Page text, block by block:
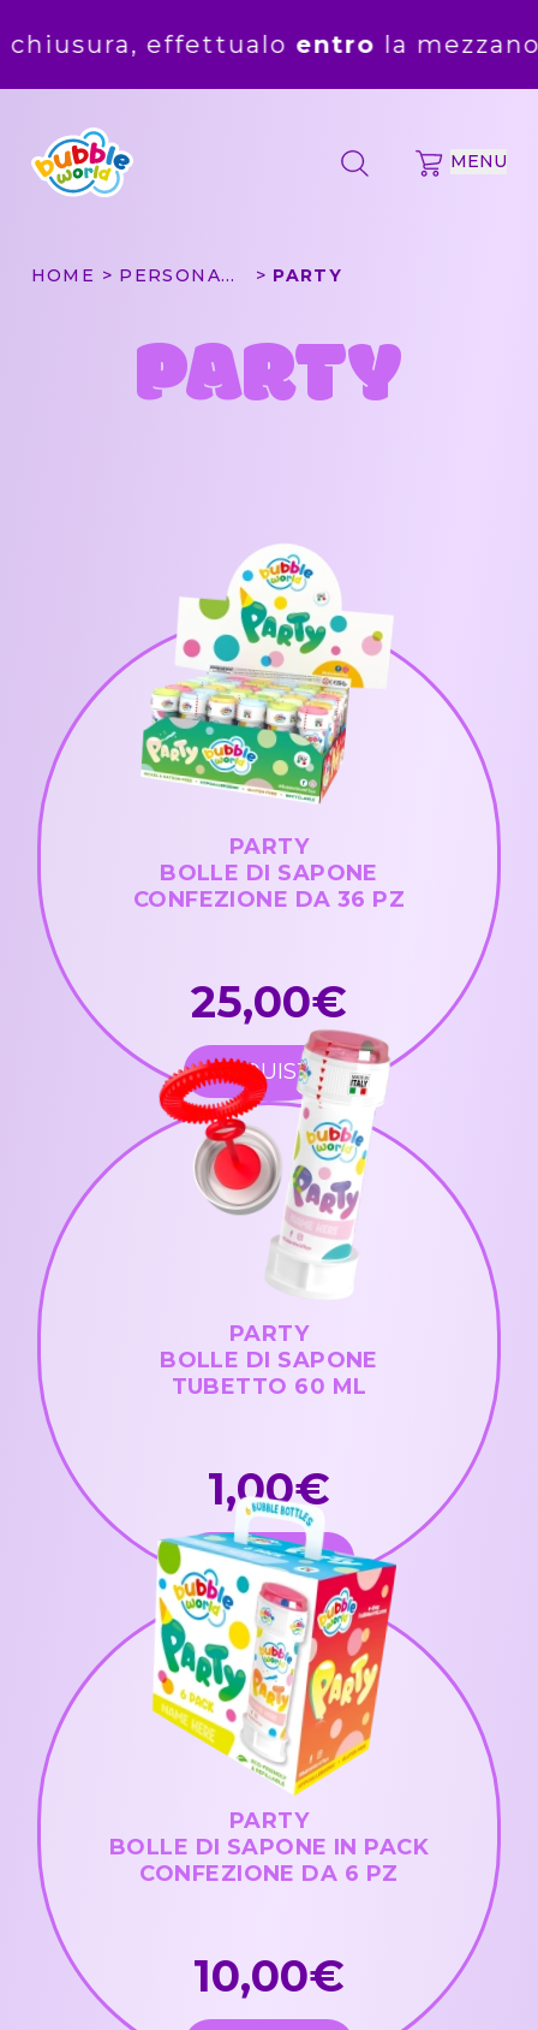
effettualoentrola mezzanotte
MENU
HOME PERSONAGGI PARTY
PARTY
PARTY
BOLLE DI SAPONE
CONFEZIONE DA 36 PZ
25,00€
ACQUISTA
PARTY
BOLLE DI SAPONE
TUBETTO 60 ML
1,00€
ACQUISTA
PARTY
BOLLE DI SAPONE IN PACK
CONFEZIONE DA 6 PZ
10,00€